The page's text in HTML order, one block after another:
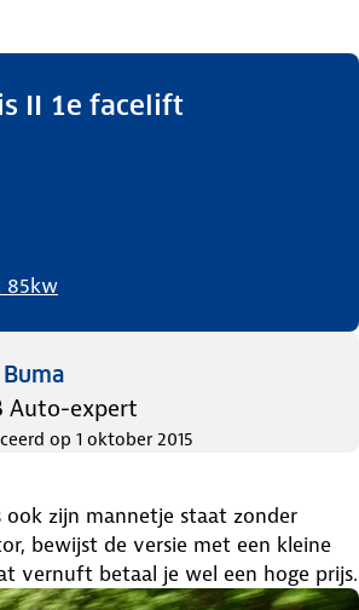
II 1e facelift
85kw
Auto-expert
op 1 oktober 2015
ook zijn mannetje staat zonder
bewijst de versie met een kleine
vernuft betaal je wel een hoge prijs.